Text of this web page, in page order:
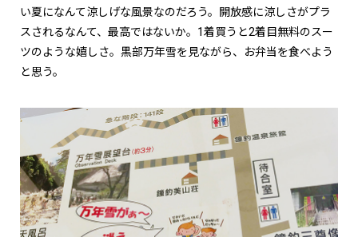
い夏になんて涼しげな風景なのだろう。開放感に涼しさがプラ
スされるなんて、最高ではないか。1着買うと2着目無料のスー
ツのような嬉しさ。黒部万年雪を見ながら、お弁当を食べよう
と思う。